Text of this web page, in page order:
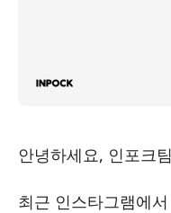
안녕하세요, 인포크
최근 인스타그램에